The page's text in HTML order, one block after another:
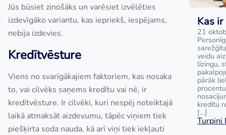
Jūs būsiet zinošāks un varēsiet izvēlēties
izdevīgāko variantu, kas iepriekš, iespējams,
nebija izdevies.
Kredītvēsture
Viens no svarīgākajiem faktoriem, kas nosaka
to, vai cilvēks saņems kredītu vai nē, ir
kredītvēsture. Ir cilvēki, kuri nespēj noteiktajā
laikā atmaksāt aizdevumu, tāpēc viņiem tiek
piešķirta soda nauda, kā arī viņi tiek iekļauti
Kas
21
veidu
līzingu,
pārāk
kredītu
[…]
Turpini